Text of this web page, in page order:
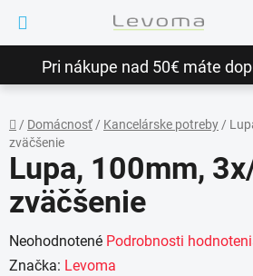
obsah
Pri nákupe nad 50€ máte
Domov
/ Domácnosť/ Kancelárske potreby/
zväčšenie
Lupa, 100mm,
zväčšenie
Priemerné
hodnotenie
Neohodnotené Podrobnosti
Značka: Levoma